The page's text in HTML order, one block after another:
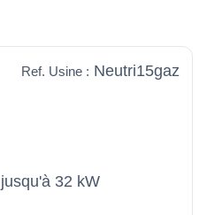
Ref. Usine : Neutri15gaz
32 kW